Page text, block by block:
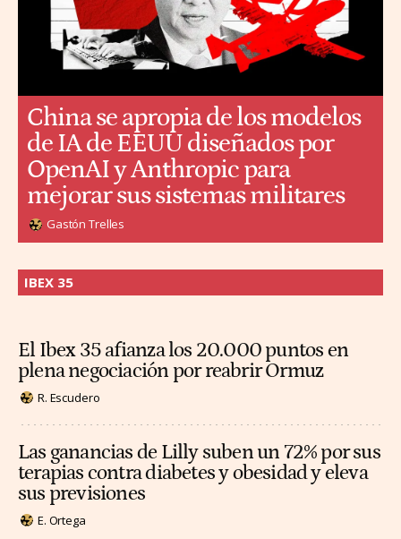
China se apropia de los modelos
de IA de EEUU diseñados por
OpenAI y Anthropic para
mejorar sus sistemas militares
Gastón Trelles
IBEX 35
El Ibex 35 afianza los 20.000 puntos en
plena negociación por reabrir Ormuz
R. Escudero
Las ganancias de Lilly suben un 72% por sus
terapias contra diabetes y obesidad y eleva
sus previsiones
E. Ortega